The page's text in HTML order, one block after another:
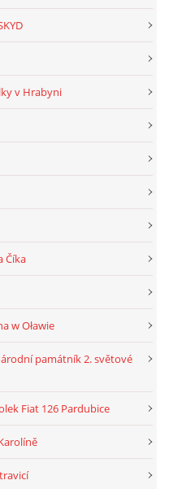
v Hrabyni
Číka
w Oławie
památník 2. světové
Fiat 126 Pardubice